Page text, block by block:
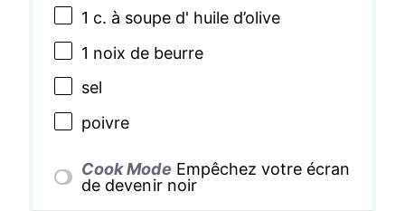
1 c. à soupe d' huile d’olive
1 noix de beurre
sel
poivre
Cook Mode Empêchez votre écran
de devenir noir